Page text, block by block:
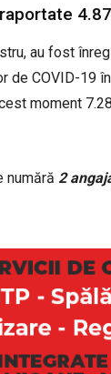
au fost
de COVID-19
moment
numără 2